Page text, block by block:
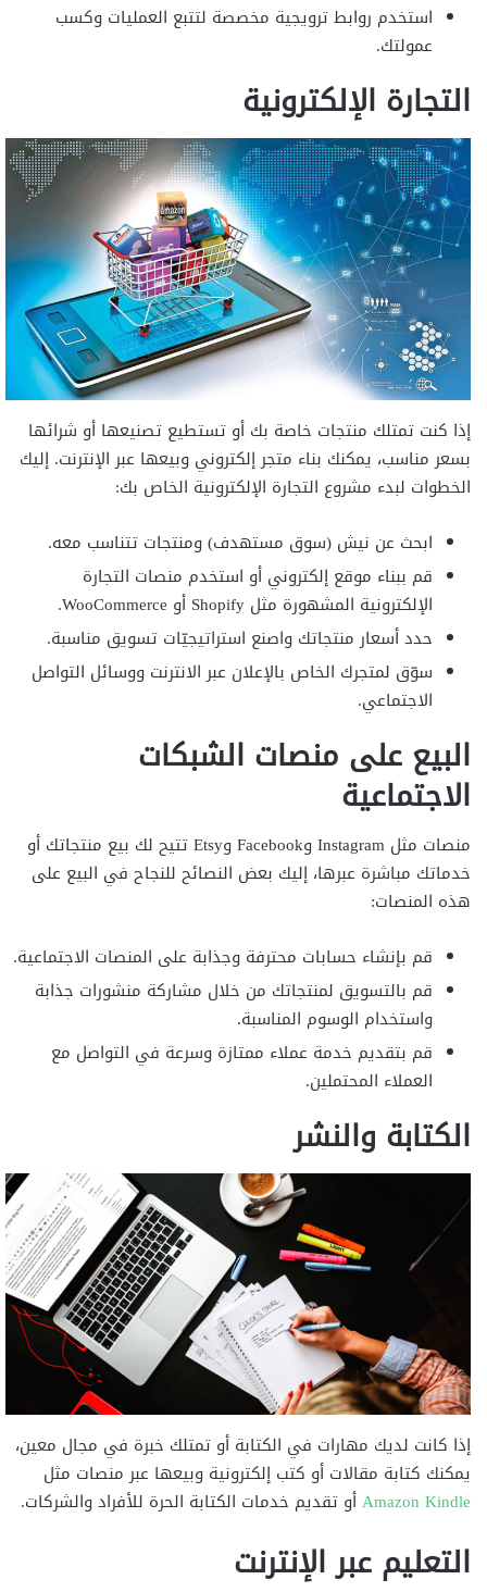
استخدم روابط ترويجية مخصصة لتتبع العمليات وكسب
عمولتك.
التجارة الإلكترونية
إذا كنت تمتلك منتجات خاصة بك أو تستطيع تصنيعها أو شرائها
بسعر مناسب، يمكنك بناء متجر إلكتروني وبيعها عبر الإنترنت. إليك
الخطوات لبدء مشروع التجارة الإلكترونية الخاص بك:
ابحث عن نيش (سوق مستهدف) ومنتجات تتناسب معه.
قم ببناء موقع إلكتروني أو استخدم منصات التجارة
الإلكترونية المشهورة مثل Shopify أو WooCommerce.
حدد أسعار منتجاتك واصنع استراتيجيّات تسويق مناسبة.
سوّق لمتجرك الخاص بالإعلان عبر الانترنت ووسائل التواصل
الاجتماعي.
البيع على منصات الشبكات
الاجتماعية
منصات مثل Instagram وFacebook وEtsy تتيح لك بيع منتجاتك أو
خدماتك مباشرة عبرها، إليك بعض النصائح للنجاح في البيع على
هذه المنصات:
قم بإنشاء حسابات محترفة وجذابة على المنصات الاجتماعية.
قم بالتسويق لمنتجاتك من خلال مشاركة منشورات جذابة
واستخدام الوسوم المناسبة.
قم بتقديم خدمة عملاء ممتازة وسرعة في التواصل مع
العملاء المحتملين.
الكتابة والنشر
إذا كانت لديك مهارات في الكتابة أو تمتلك خبرة في مجال معين،
يمكنك كتابة مقالات أو كتب إلكترونية وبيعها عبر منصات مثل
Amazon Kindleأو تقديم خدمات الكتابة الحرة للأفراد والشركات.
التعليم عبر الإنترنت